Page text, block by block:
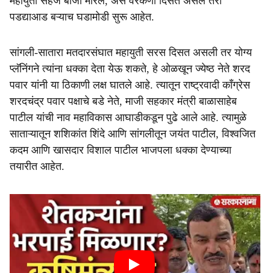
पडद्याआड बऱ्याच घडामोडी सुरू आहेत.
सांगली-सातारा मतदारसंघात महायुती सरस दिसत असली तर योग्य
प्लॅनिंगने त्यांना धक्का देता येऊ शकते, हे ओळखून ज्येष्ठ नेते शरद
पवार यांनी या ठिकाणी लक्ष घातले आहे. त्यातून राष्ट्रवादी काँग्रेस
शरदचंद्र पवार पक्षाचे बडे नेते, माजी सहकार मंत्री बाळासाहेब
पाटील यांची नाव महाविकास आघाडीकडून पुढे आले आहे. त्यामुळे
साताऱ्यातून शशिकांत शिंदे आणि सांगलीतून जयंत पाटील, विश्वजित
कदम आणि खासदार विशाल पाटील भाजपला धक्का देण्याच्या
तयारीत आहेत.